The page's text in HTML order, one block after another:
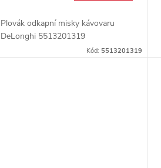
Plovák odkapní misky kávovaru
DeLonghi 5513201319
Kód: 5513201319